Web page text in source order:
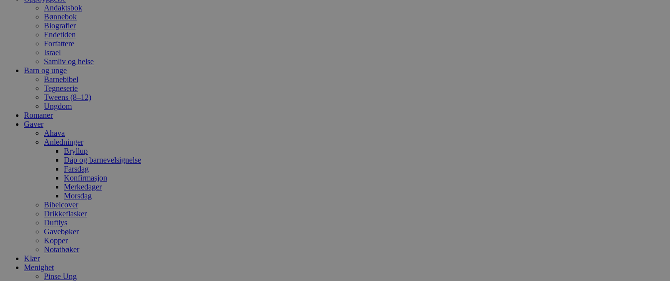
Andaktsbok
Bønnebok
Biografier
Endetiden
Forfattere
Israel
Samliv og helse
Barn og unge
Barnebibel
Tegneserie
Tweens (8–12)
Ungdom
Romaner
Gaver
Ahava
Anledninger
Bryllup
Dåp og barnevelsignelse
Farsdag
Konfirmasjon
Merkedager
Morsdag
Bibelcover
Drikkeflasker
Duftlys
Gavebøker
Kopper
Notatbøker
Klær
Menighet
Pinse Ung